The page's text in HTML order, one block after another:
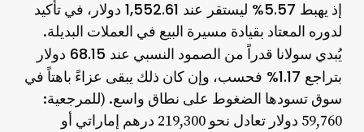
إذ يهبط 5.57% ليستقر عند 1,552.61 دولار
، في تأكيد
لدوره المعتاد بقيادة مسيرة البيع في العملات البديلة.
يُبدي سولانا قدراً من الصمود النسبي
عند 68.15 دولار
بتراجع 1.17% فحسب
، وإن كان ذلك يبقى عزاءً باهتاً في
سوق تسودها الضغوط على نطاق واسع. (للمرجعية:
59,760 دولار تعادل نحو 219,300 درهم إماراتي أو